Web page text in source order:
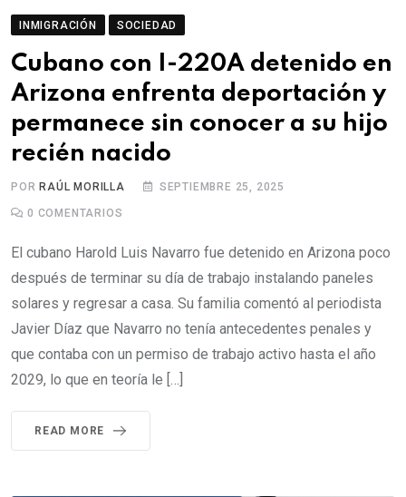
INMIGRACIÓN SOCIEDAD
Cubano con I-220A detenido en
Arizona enfrenta deportación y
permanece sin conocer a su hijo
recién nacido
POR RAÚL MORILLA SEPTIEMBRE 25, 2025
0 COMENTARIOS
El cubano Harold Luis Navarro fue detenido en Arizona poco
después de terminar su día de trabajo instalando paneles
solares y regresar a casa. Su familia comentó al periodista
Javier Díaz que Navarro no tenía antecedentes penales y
que contaba con un permiso de trabajo activo hasta el año
2029, lo que en teoría le […]
READ MORE